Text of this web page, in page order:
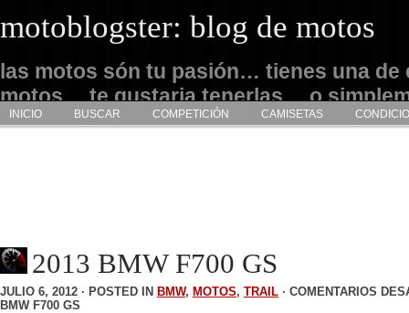
motoblogster: blog de motos
las motos són tu pasión… tienes una de
motos… te gustaria tenerlas… o
admirarlas… este es tu sitio
INICIO BUSCAR COMPETICIÓN CAMISETAS
2013 BMW F700 GS
JULIO 6, 2012 · POSTED IN BMW, MOTOS, TRAIL · COMENTARIOS
BMW F700 GS